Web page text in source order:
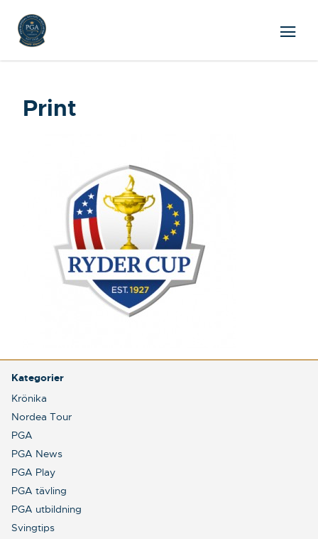
Print
Kategorier
Krönika
Nordea Tour
PGA
PGA News
PGA Play
PGA tävling
PGA utbildning
Svingtips